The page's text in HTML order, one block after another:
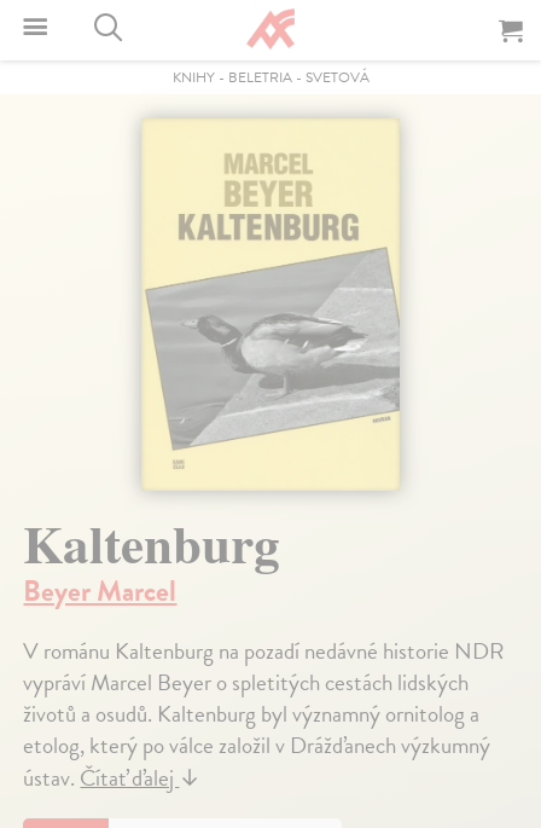
KNIHY- BELETRIA- SVETOVÁ
Kaltenburg
Beyer Marcel
V románu Kaltenburg na pozadí nedávné historie NDR
vypráví Marcel Beyer o spletitých cestách lidských
životů a osudů. Kaltenburg byl významný ornitolog a
etolog, který po válce založil v Drážďanech výzkumný
ústav. Čítať ďalej ↓